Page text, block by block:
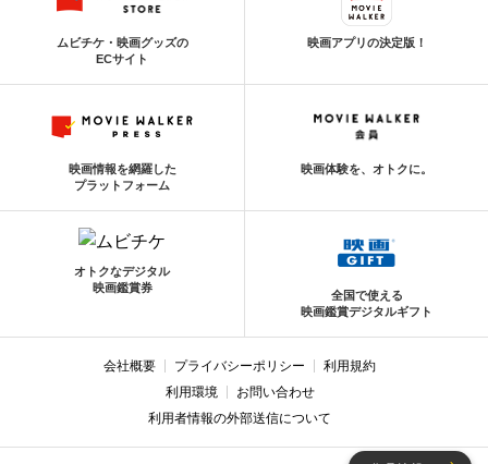
ムビチケ・映画グッズの
ECサイト
映画アプリの決定版！
映画情報を網羅した
プラットフォーム
映画体験を、オトクに。
オトクなデジタル
映画鑑賞券
全国で使える
映画鑑賞デジタルギフト
会社概要 プライバシーポリシー
利用規約
利用環境
お問い合わせ
利用者情報の外部送信について